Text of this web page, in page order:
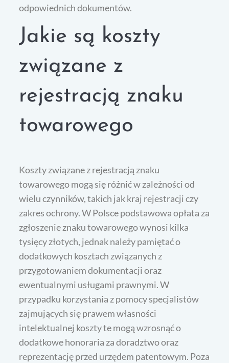
odpowiednich dokumentów.
Jakie są koszty
związane z
rejestracją znaku
towarowego
Koszty związane z rejestracją znaku
towarowego mogą się różnić w zależności od
wielu czynników, takich jak kraj rejestracji czy
zakres ochrony. W Polsce podstawowa opłata za
zgłoszenie znaku towarowego wynosi kilka
tysięcy złotych, jednak należy pamiętać o
dodatkowych kosztach związanych z
przygotowaniem dokumentacji oraz
ewentualnymi usługami prawnymi. W
przypadku korzystania z pomocy specjalistów
zajmujących się prawem własności
intelektualnej koszty te mogą wzrosnąć o
dodatkowe honoraria za doradztwo oraz
reprezentację przed urzędem patentowym. Poza